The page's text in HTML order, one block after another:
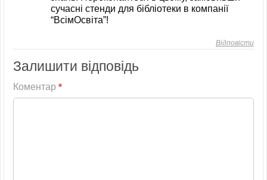
сучасні стенди для бібліотеки в компанії
“ВсімОсвіта”!
Відповісти
Залишити відповідь
Коментар *